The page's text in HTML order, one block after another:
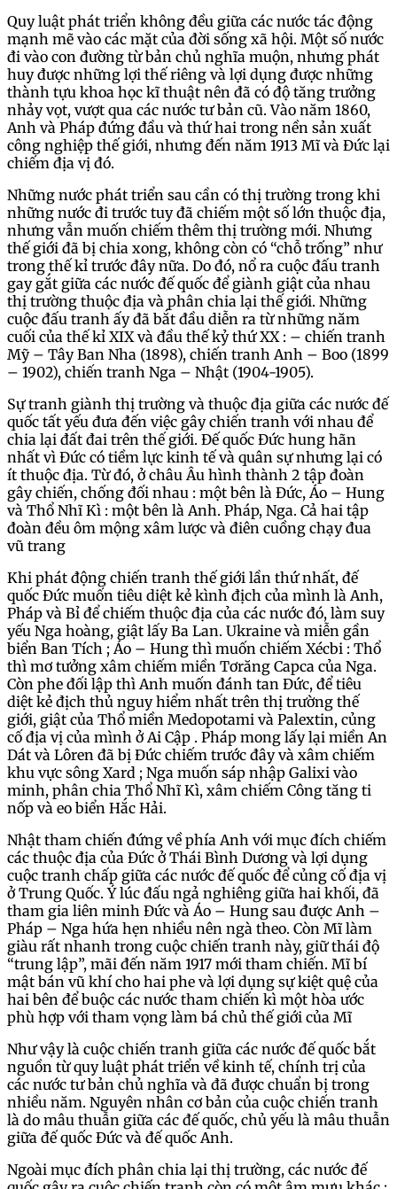
Quy luật phát triển không đều giữa các nước tác động
mạnh mẽ vào các mặt của đời sống xã hội. Một số nước
đi vào con đường từ bản chủ nghĩa muộn, nhưng phát
huy được những lợi thế riêng và lợi dụng được những
thành tựu khoa học kĩ thuật nên đã có độ tăng trưởng
nhảy vọt, vượt qua các nước tư bản cũ. Vào năm 1860,
Anh và Pháp đứng đầu và thứ hai trong nền sản xuất
công nghiệp thế giới, nhưng đến năm 1913 Mĩ và Đức lại
chiếm địa vị đó.
Những nước phát triển sau cần có thị trường trong khi
những nước đi trước tuy đã chiếm một số lớn thuộc địa,
nhưng vẫn muốn chiếm thêm thị trường mới. Nhưng
thế giới đã bị chia xong, không còn có “chỗ trống” như
trong thế kỉ trước đây nữa. Do đó, nổ ra cuộc đấu tranh
gay gắt giữa các nước đế quốc để giành giật của nhau
thị trường thuộc địa và phân chia lại thế giới. Những
cuộc đấu tranh ấy đã bắt đầu diễn ra từ những năm
cuối của thế kỉ XIX và đầu thế kỷ thứ XX : – chiến tranh
Mỹ – Tây Ban Nha (1898), chiến tranh Anh – Boo (1899
– 1902), chiến tranh Nga – Nhật (1904-1905).
Sự tranh giành thị trường và thuộc địa giữa các nước đế
quốc tất yếu đưa đến việc gây chiến tranh với nhau để
chia lại đất đai trên thế giới. Đế quốc Đức hung hãn
nhất vì Đức có tiềm lực kinh tế và quân sự nhưng lại có
ít thuộc địa. Từ đó, ở châu Âu hình thành 2 tập đoàn
gây chiến, chống đối nhau : một bên là Đức, Áo – Hung
và Thổ Nhĩ Kì : một bên là Anh. Pháp, Nga. Cả hai tập
đoàn đều ôm mộng xâm lược và điên cuồng chạy đua
vũ trang
Khi phát động chiến tranh thế giới lần thứ nhất, đế
quốc Đức muốn tiêu diệt kẻ kình địch của mình là Anh,
Pháp và Bỉ để chiếm thuộc địa của các nước đó, làm suy
yếu Nga hoàng, giật lấy Ba Lan. Ukraine và miễn gần
biển Ban Tích ; Áo – Hung thì muốn chiếm Xécbi : Thổ
thì mơ tưởng xâm chiếm miền Tơrăng Capca của Nga.
Còn phe đối lập thì Anh muốn đánh tan Đức, để tiêu
diệt kẻ địch thủ nguy hiểm nhất trên thị trường thế
giới, giật của Thổ miền Medopotami và Palextin, củng
cố địa vị của mình ở Ai Cập . Pháp mong lấy lại miền An
Dát và Lôren đã bị Đức chiếm trước đây và xâm chiếm
khu vực sông Xard ; Nga muốn sáp nhập Galixi vào
minh, phân chia Thổ Nhĩ Kì, xâm chiếm Công tăng ti
nốp và eo biển Hắc Hải.
Nhật tham chiến đứng về phía Anh với mục đích chiếm
các thuộc địa của Đức ở Thái Bình Dương và lợi dụng
cuộc tranh chấp giữa các nước đế quốc để củng cố địa vị
ở Trung Quốc. Ý lúc đấu ngả nghiêng giữa hai khối, đã
tham gia liên minh Đức và Áo – Hung sau được Anh –
Pháp – Nga hứa hẹn nhiều nên ngà theo. Còn Mĩ làm
giàu rất nhanh trong cuộc chiến tranh này, giữ thái độ
“trung lập”, mãi đến năm 1917 mới tham chiến. Mĩ bí
mật bán vũ khí cho hai phe và lợi dụng sự kiệt quệ của
hai bên để buộc các nước tham chiến kì một hòa ước
phù hợp với tham vọng làm bá chủ thế giới của Mĩ
Như vậy là cuộc chiến tranh giữa các nước đế quốc bắt
nguồn từ quy luật phát triển về kinh tế, chính trị của
các nước tư bản chủ nghĩa và đã được chuẩn bị trong
nhiều năm. Nguyên nhân cơ bản của cuộc chiến tranh
là do mâu thuẫn giữa các đế quốc, chủ yếu là mâu thuẫn
giữa đế quốc Đức và đế quốc Anh.
Ngoài mục đích phân chia lại thị trường, các nước đế